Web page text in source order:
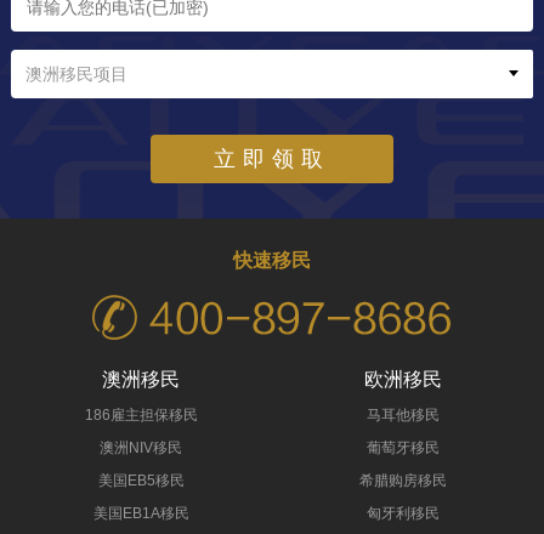
澳洲移民项目
立即领取
快速移民
澳洲移民
186雇主担保移民
澳洲NIV移民
美国EB5移民
美国EB1A移民
欧洲移民
马耳他移民
葡萄牙移民
希腊购房移民
匈牙利移民